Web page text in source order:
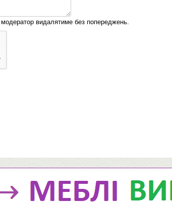
, модератор видалятиме без попереджень.